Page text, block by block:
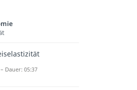
Dauer: 05:37